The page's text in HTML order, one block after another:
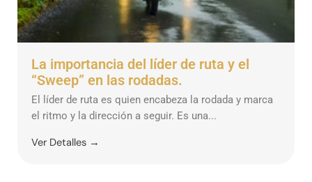
La importancia del líder de ruta y el
“Sweep” en las rodadas.
El líder de ruta es quien encabeza la rodada y marca
el ritmo y la dirección a seguir. Es una...
Ver Detalles →